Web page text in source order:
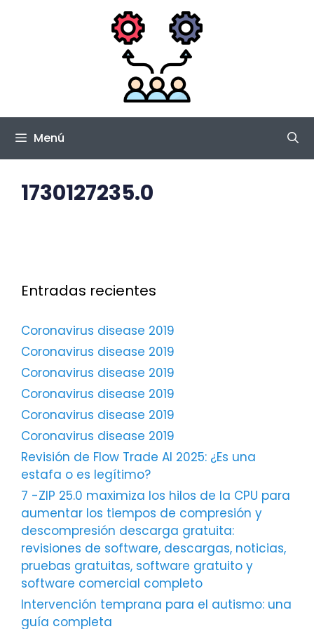
Menú
1730127235.0
Entradas recientes
Coronavirus disease 2019
Coronavirus disease 2019
Coronavirus disease 2019
Coronavirus disease 2019
Coronavirus disease 2019
Coronavirus disease 2019
Revisión de Flow Trade AI 2025: ¿Es una
estafa o es legítimo?
7 -ZIP 25.0 maximiza los hilos de la CPU para
aumentar los tiempos de compresión y
descompresión descarga gratuita:
revisiones de software, descargas, noticias,
pruebas gratuitas, software gratuito y
software comercial completo
Intervención temprana para el autismo: una
guía completa